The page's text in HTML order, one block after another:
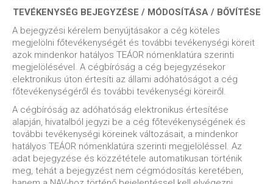
TEVÉKENYSÉG BEJEGYZÉSE / MÓDOSÍTÁSA / BŐVÍTÉSE
A bejegyzési kérelem benyújtásakor a cég köteles
megjelölni főtevékenységét és további tevékenységi köreit
azok mindenkor hatályos TEÁOR nómenklatúra szerinti
megjelölésével. A cégbíróság a cég bejegyzésekor
elektronikus úton értesíti az állami adóhatóságot a cég
főtevékenységéről és további tevékenységi köreiről.
A cégbíróság az adóhatóság elektronikus értesítése
alapján, hivatalból jegyzi be a cég főtevékenységének és
további tevékenységi köreinek változásait, a mindenkor
hatályos TEÁOR nómenklatúra szerinti megjelöléssel. Az
adat bejegyzése és közzététele automatikusan történik
meg, tehát a bejegyzést nem cégmódosítás keretében,